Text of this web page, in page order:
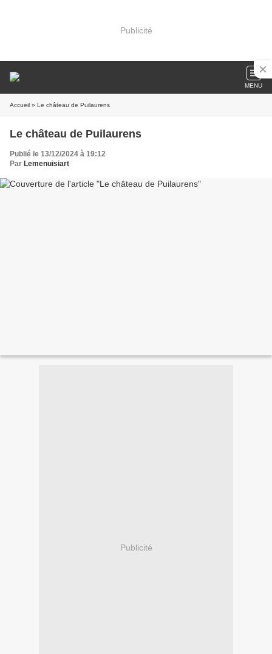
Publicité
MENU
Accueil » Le château de Puilaurens
Le château de Puilaurens
Publié le 13/12/2024 à 19:12
Par Lemenuisiart
Publicité